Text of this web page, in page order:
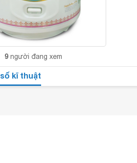
9 người đang xem
kĩ thuật